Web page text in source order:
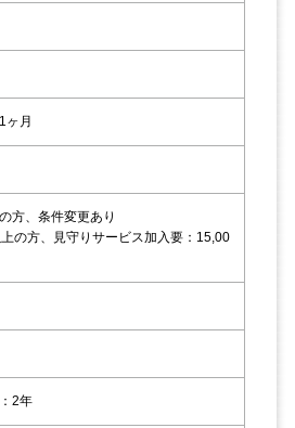
月
方、条件変更あり
の方、見守りサービス加入要：15,00
2年